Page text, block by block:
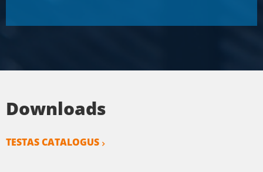
Downloads
TESTAS CATALOGUS